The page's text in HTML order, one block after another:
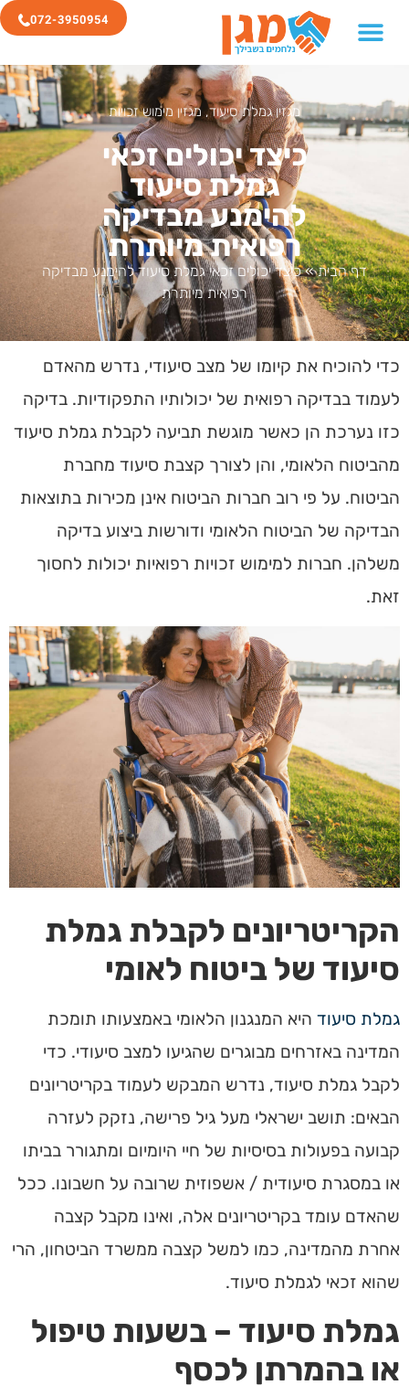
072-3950954
מגזין גמלת סיעוד, מגזין מימוש זכויות
כיצד יכולים זכאי
גמלת סיעוד
להימנע מבדיקה
רפואית מיותרת
דף הבית»כיצד יכולים זכאי גמלת סיעוד להימנע מבדיקה
רפואית מיותרת
כדי להוכיח את קיומו של מצב סיעודי, נדרש מהאדם
לעמוד בבדיקה רפואית של יכולותיו התפקודיות. בדיקה
כזו נערכת הן כאשר מוגשת תביעה לקבלת גמלת סיעוד
מהביטוח הלאומי, והן לצורך קצבת סיעוד מחברת
הביטוח. על פי רוב חברות הביטוח אינן מכירות בתוצאות
הבדיקה של הביטוח הלאומי ודורשות ביצוע בדיקה
משלהן. חברות למימוש זכויות רפואיות יכולות לחסוך
זאת.
הקריטריונים לקבלת גמלת
סיעוד של ביטוח לאומי
גמלת סיעוד היא המנגנון הלאומי באמצעותו תומכת
המדינה באזרחים מבוגרים שהגיעו למצב סיעודי. כדי
לקבל גמלת סיעוד, נדרש המבקש לעמוד בקריטריונים
הבאים: תושב ישראלי מעל גיל פרישה, נזקק לעזרה
קבועה בפעולות בסיסיות של חיי היומיום ומתגורר בביתו
או במסגרת סיעודית / אשפוזית שרובה על חשבונו. ככל
שהאדם עומד בקריטריונים אלה, ואינו מקבל קצבה
אחרת מהמדינה, כמו למשל קצבה ממשרד הביטחון, הרי
שהוא זכאי לגמלת סיעוד.
גמלת סיעוד – בשעות טיפול
או בהמרתן לכסף